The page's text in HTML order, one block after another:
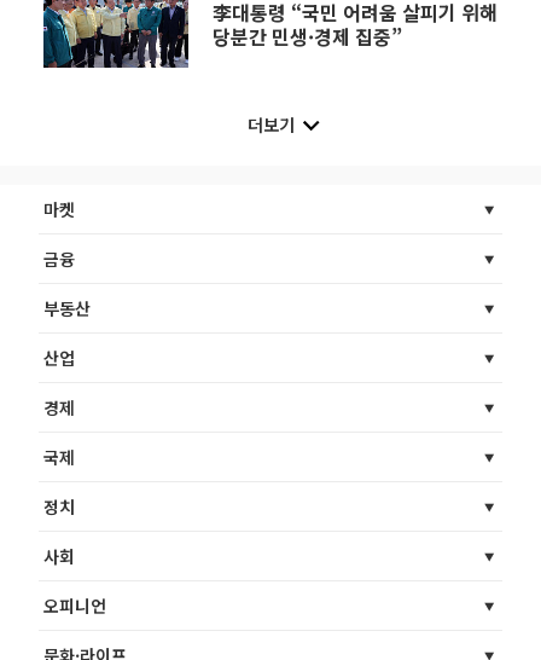
李대통령 “국민 어려움 살피기 위해
당분간 민생·경제 집중”
더보기
마켓
금융
부동산
산업
경제
국제
정치
사회
오피니언
문화·라이프